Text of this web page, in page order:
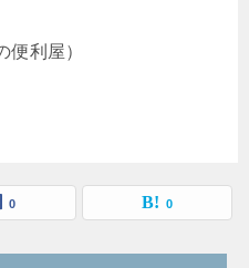
便利屋）
0 0